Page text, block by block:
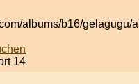
albums/b16/gelagugu/
14